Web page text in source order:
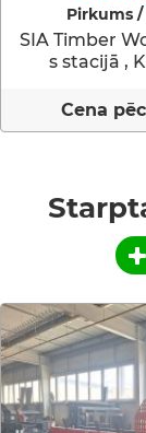
Pirkums
SIA Timber
s stacijā ,
Cena